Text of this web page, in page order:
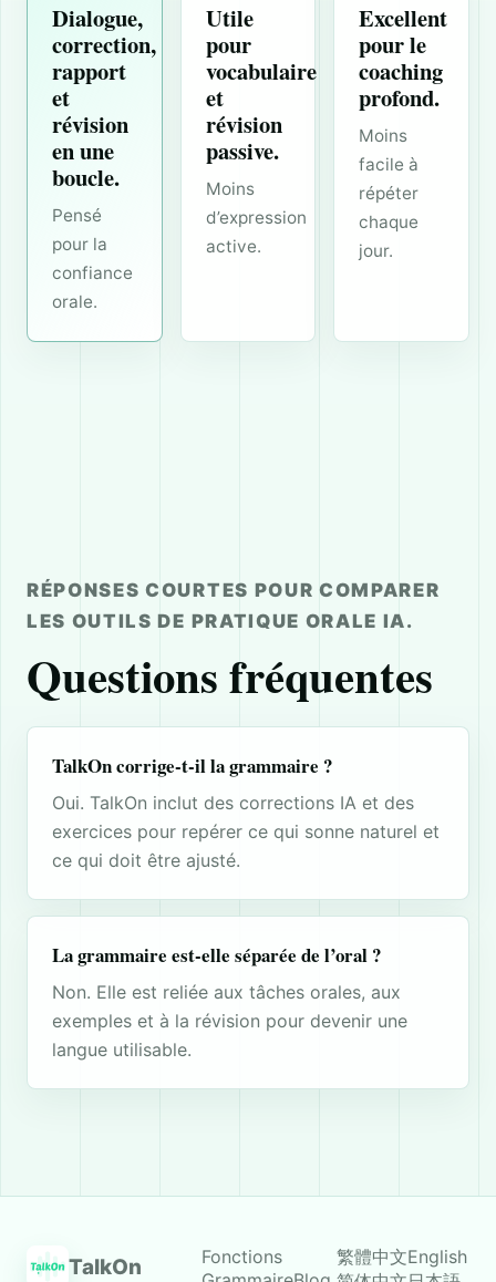
Dialogue,
correction,
rapport
et
révision
en une
boucle.
Pensé
pour la
confiance
orale.
Utile
pour
vocabulaire
et
révision
passive.
Moins
d’expression
active.
Excellent
pour le
coaching
profond.
Moins
facile à
répéter
chaque
jour.
RÉPONSES COURTES POUR COMPARER
LES OUTILS DE PRATIQUE ORALE IA.
Questions fréquentes
TalkOn corrige-t-il la grammaire ?
Oui. TalkOn inclut des corrections IA et des
exercices pour repérer ce qui sonne naturel et
ce qui doit être ajusté.
La grammaire est-elle séparée de l’oral ?
Non. Elle est reliée aux tâches orales, aux
exemples et à la révision pour devenir une
langue utilisable.
TalkOn
Fonctions
繁體中文English